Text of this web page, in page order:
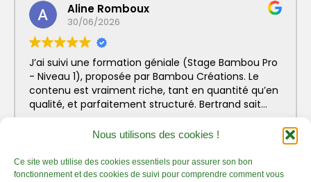
Nous utilisons des cookies !
Ce site web utilise des cookies essentiels pour assurer son bon
fonctionnement et des cookies de suivi pour comprendre comment vous
Formation Pro Bambou finançable :
Accompagnement efficace de votre projet
bambou – Niveau 2
Workshops bambou et Conférences bambou
Stage d’accompagnement projet Bambou
Créations
Aline Romboux
30/06/2026
J’ai suivi une formation géniale (Stage Bambou Pro
- Niveau 1), proposée par Bambou Créations. Le
contenu est vraiment riche, tant en quantité qu’en
qualité, et parfaitement structuré. Bertrand sait
de fluidité, ce qui rend l’apprentissage concret et
pédagogue, patient et clair dans ses explications.
L’ambiance a été très bienveillante.